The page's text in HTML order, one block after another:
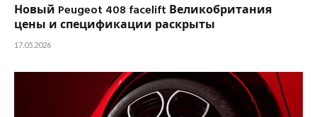
Новый Peugeot 408 facelift Великобритания
цены и спецификации раскрыты
17.05.2026